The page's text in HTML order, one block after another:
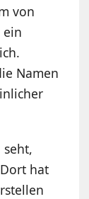
von
ein
Namen
hat